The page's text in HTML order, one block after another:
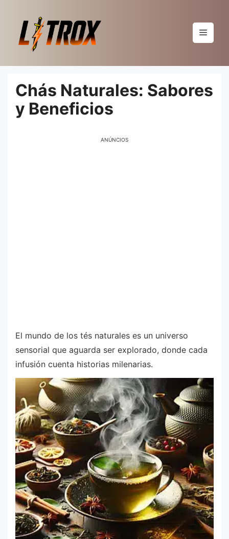
conteúdo
Menu
Chás Naturales: Sabores
y Beneficios
ANÚNCIOS
El mundo de los tés naturales es un universo
sensorial que aguarda ser explorado, donde cada
infusión cuenta historias milenarias.